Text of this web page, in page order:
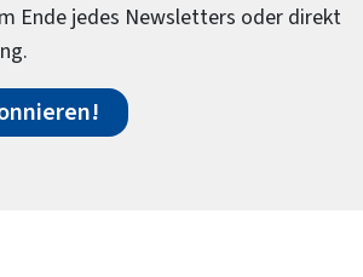
Ende jedes Newsletters oder direkt